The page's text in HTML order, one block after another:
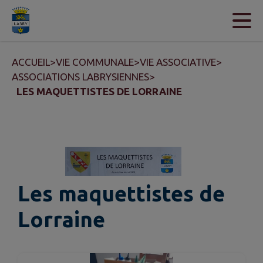
Contenu
ACCUEIL>VIE COMMUNALE>VIE ASSOCIATIVE>
ASSOCIATIONS LABRYSIENNES>
LES MAQUETTISTES DE LORRAINE
Les maquettistes de
Lorraine